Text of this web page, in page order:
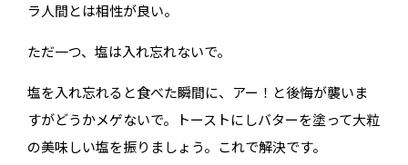
ラ人間とは相性が良い。
ただ一つ、塩は入れ忘れないで。
塩を入れ忘れると食べた瞬間に、アー！と後悔が襲いま
すがどうかメゲないで。トーストにしバターを塗って大粒
の美味しい塩を振りましょう。これで解決です。